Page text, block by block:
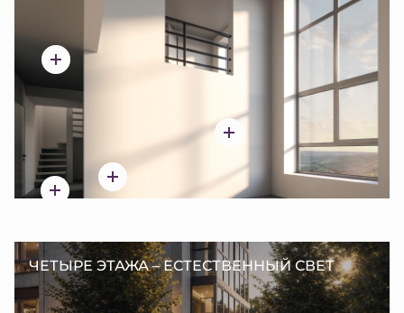
ЧЕТЫРЕ ЭТАЖА – ЕСТЕСТВЕННЫЙ СВЕТ